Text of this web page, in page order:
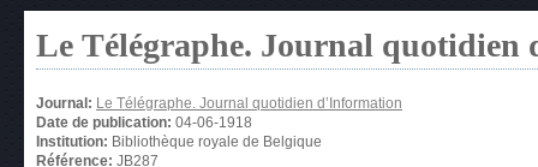
Le Télégraphe. Journal quotidien
Journal: Le Télégraphe. Journal quotidien d’Information
Date de publication: 04-06-1918
Institution: Bibliothèque royale de Belgique
Référence: JB287